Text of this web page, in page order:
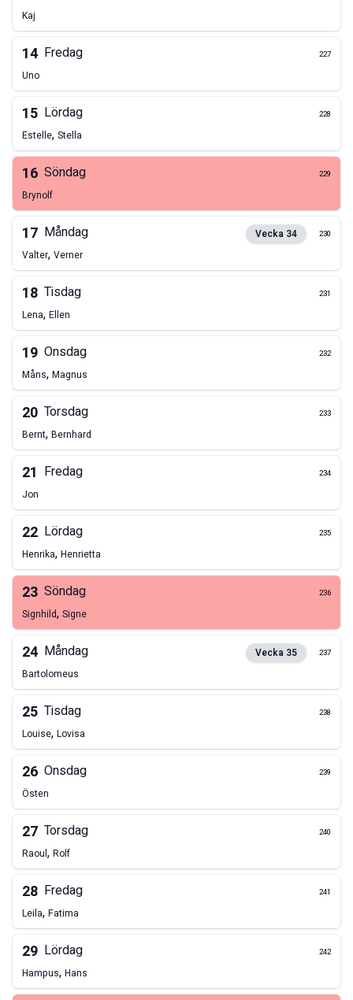
Kaj
14 Fredag 227
Uno
15 Lördag 228
Estelle, Stella
16 Söndag 229
Brynolf
17 Måndag Vecka 34 230
Valter, Verner
18 Tisdag 231
Lena, Ellen
19 Onsdag 232
Måns, Magnus
20 Torsdag 233
Bernt, Bernhard
21 Fredag 234
Jon
22 Lördag 235
Henrika, Henrietta
23 Söndag 236
Signhild, Signe
24 Måndag Vecka 35 237
Bartolomeus
25 Tisdag 238
Louise, Lovisa
26 Onsdag 239
Östen
27 Torsdag 240
Raoul, Rolf
28 Fredag 241
Leila, Fatima
29 Lördag 242
Hampus, Hans